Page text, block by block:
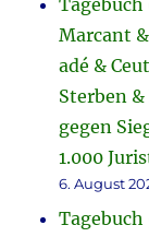
Marcant
adé &
Sterben
gegen
1.000
6. August